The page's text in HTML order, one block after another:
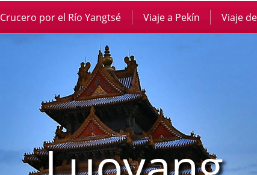
Crucero por el Río Yangtsé Viaje a Pekín Viaje